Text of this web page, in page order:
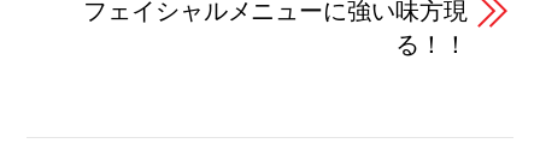
フェイシャルメニューに強い味方現
る！！